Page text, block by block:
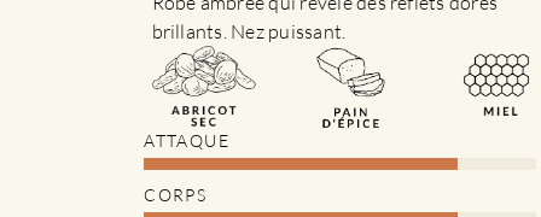
du
produit
brillants. Nez puissant.
ATTAQUE
CORPS